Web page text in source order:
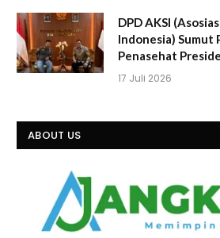
DPD AKSI
Indonesia) Sumut
Penasehat
17 Juli 2026
ABOUT US